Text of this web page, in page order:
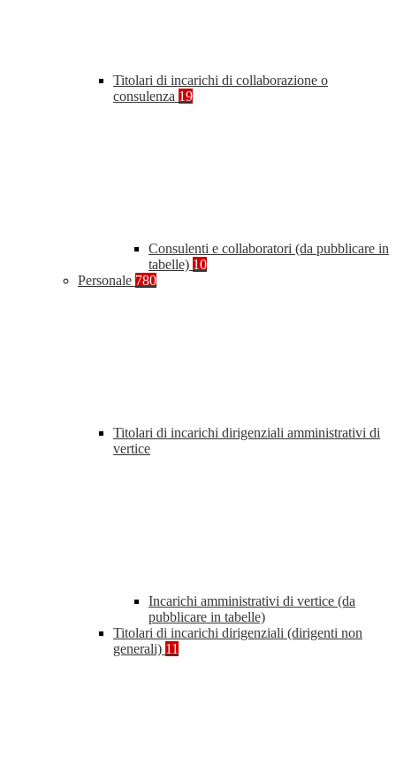
Titolari di incarichi di collaborazione o
consulenza 19
Consulenti e collaboratori (da pubblicare in
tabelle) 10
Personale 780
Titolari di incarichi dirigenziali amministrativi di
vertice
Incarichi amministrativi di vertice (da
pubblicare in tabelle)
Titolari di incarichi dirigenziali (dirigenti non
generali) 11